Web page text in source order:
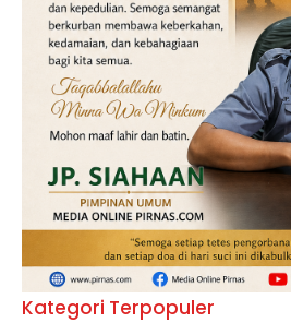
Kategori Terpopuler